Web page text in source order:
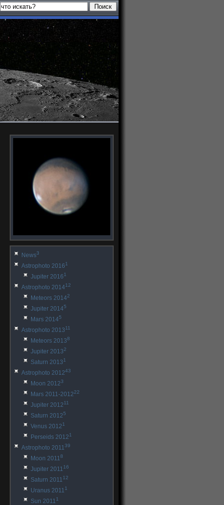
News3
Astrophoto 20161
Jupiter 20161
Astrophoto 201412
Meteors 20142
Jupiter 20145
Mars 20145
Astrophoto 201311
Meteors 20138
Jupiter 20132
Saturn 20131
Astrophoto 201243
Moon 20123
Mars 2011-201222
Jupiter 201211
Saturn 20125
Venus 20121
Perseids 20121
Astrophoto 201139
Moon 20118
Jupiter 201116
Saturn 201112
Uranus 20111
Sun 20111